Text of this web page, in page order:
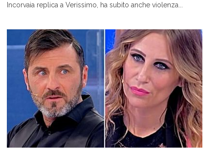
Incorvaia replica a Verissimo, ha subito anche violenza...